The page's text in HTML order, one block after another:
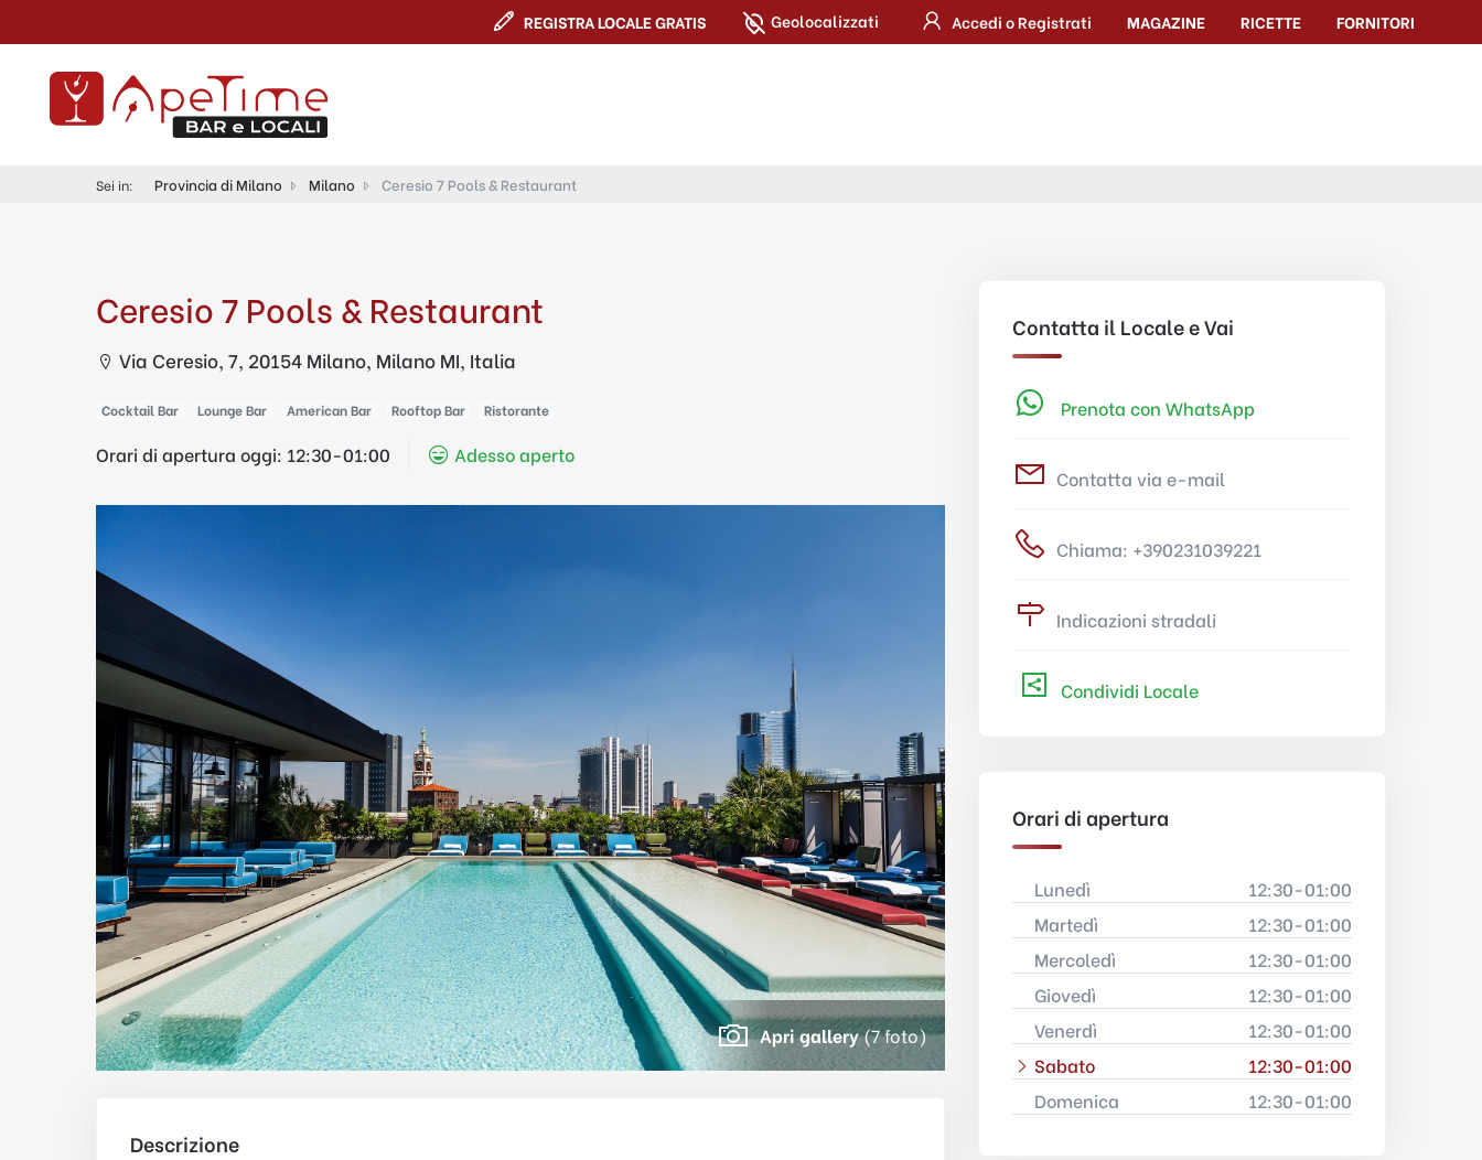
REGISTRA LOCALE GRATIS Geolocalizzati Accedi o Registrati MAGAZINE RICETTE FORNITORI
Sei in: Provincia di Milano Milano Ceresio 7 Pools & Restaurant
Ceresio 7 Pools & Restaurant
Via Ceresio, 7, 20154 Milano, Milano MI, Italia
Cocktail Bar Lounge Bar American Bar Rooftop Bar Ristorante
Orari di apertura oggi: 12:30-01:00 Adesso aperto
Apri gallery(7 foto)
Descrizione
Contatta il Locale e Vai
Prenota con WhatsApp
Contatta via e-mail
Chiama: +390231039221
Indicazioni stradali
Condividi Locale
Orari di apertura
Lunedì
12:30-01:00
Martedì
12:30-01:00
Mercoledì
12:30-01:00
Giovedì
12:30-01:00
Venerdì
12:30-01:00
Sabato
12:30-01:00
Domenica
12:30-01:00